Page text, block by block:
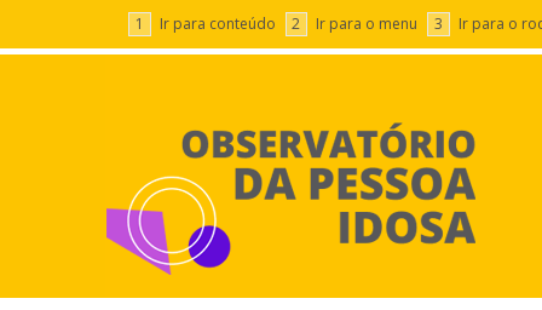
1 Ir para conteúdo 2 Ir para o menu 3 Ir para o